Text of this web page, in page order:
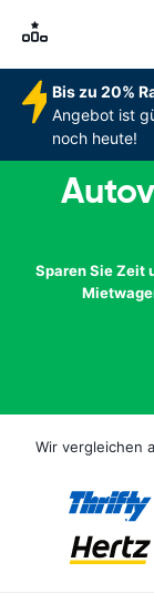
Bis zu 20%
Angebot ist
noch heute!
Sparen Sie Zeit
Wir vergleichen